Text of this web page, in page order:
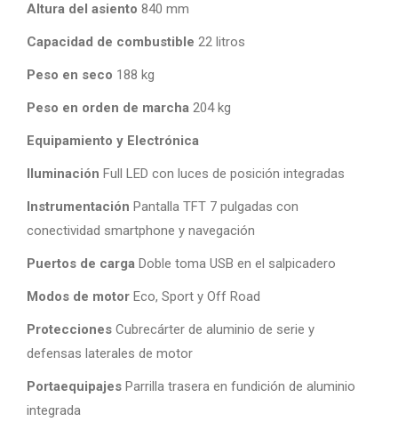
Altura del asiento 840 mm
Capacidad de combustible 22 litros
Peso en seco 188 kg
Peso en orden de marcha 204 kg
Equipamiento y Electrónica
Iluminación Full LED con luces de posición integradas
Instrumentación Pantalla TFT 7 pulgadas con
conectividad smartphone y navegación
Puertos de carga Doble toma USB en el salpicadero
Modos de motor Eco, Sport y Off Road
Protecciones Cubrecárter de aluminio de serie y
defensas laterales de motor
Portaequipajes Parrilla trasera en fundición de aluminio
integrada